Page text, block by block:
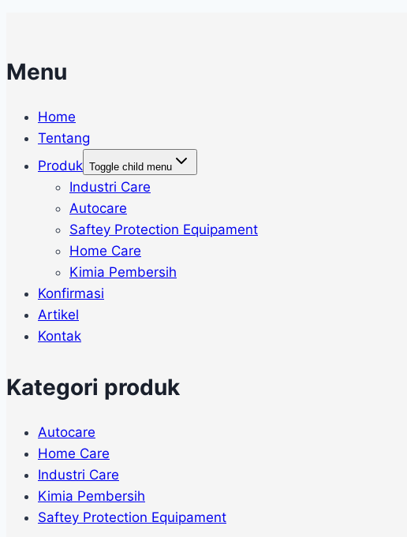
Menu
Home
Tentang
Produk Toggle child menu
Industri Care
Autocare
Saftey Protection Equipament
Home Care
Kimia Pembersih
Konfirmasi
Artikel
Kontak
Kategori produk
Autocare
Home Care
Industri Care
Kimia Pembersih
Saftey Protection Equipament